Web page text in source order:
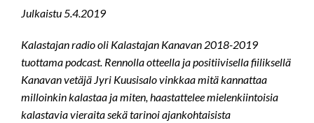
Julkaistu 5.4.2019
Kalastajan radio oli Kalastajan Kanavan 2018-2019
tuottama podcast. Rennolla otteella ja positiivisella fiiliksellä
Kanavan vetäjä Jyri Kuusisalo vinkkaa mitä kannattaa
milloinkin kalastaa ja miten, haastattelee mielenkiintoisia
kalastavia vieraita sekä tarinoi ajankohtaisista